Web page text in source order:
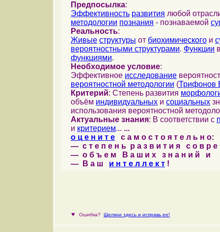
Предпосылка:
Эффективность развития любой
методологии познания - познаваемой
Реальность:
Живые структуры от биохимического и
вероятностными структурами. Функции
функциями.
Необходимое условие:
Эффективное исследование
вероятностной методологии (Трифонов
Критерий: Степень развития
объём индивидуальных и социальных
использования вероятностной
Актуальные знания: В соответствии с
и критерием... ...
о ц е н и т е с а м о с т о я т е л ь н о:
— с т е п е н ь р а з в и т и я с о в р
— о б ъ е м В а ш и х з н а н и й и
— В а ш и н т е л л е к т !
♥ Ошибка? Щелкни здесь и исправь ее!